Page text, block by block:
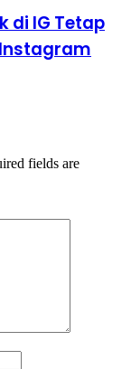
di IG Tetap
fields are